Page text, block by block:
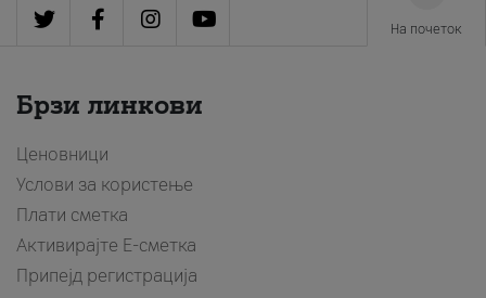
На почеток
Брзи линкови
Ценовници
Услови за користење
Плати сметка
Активирајте Е-сметка
Припејд регистрација